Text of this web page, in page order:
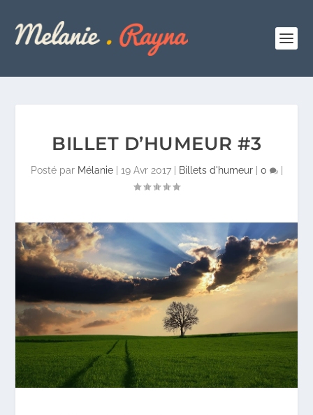
BILLET D’HUMEUR #3
Posté par Mélanie| 19 Avr 2017| Billets d'humeur| 0 |